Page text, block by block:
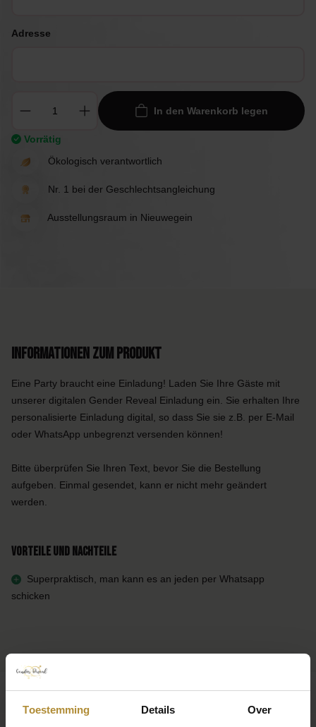
Toestemming Details Over
Adresse
In den Warenkorb legen
Vorrätig
Ökologisch verantwortlich
Nr. 1 bei der Geschlechtsangleichung
Ausstellungsraum in Nieuwegein
Informationen zum Produkt
Eine Party braucht eine Einladung! Laden Sie Ihre Gäste mit
unserer digitalen Gender Reveal Einladung ein. Sie erhalten Ihre
personalisierte Einladung digital, so dass Sie sie z.B. per E-Mail
oder WhatsApp unbegrenzt versenden können!
Bitte überprüfen Sie Ihren Text, bevor Sie die Bestellung
aufgeben. Einmal gesendet, kann er nicht mehr geändert
werden.
Vorteile und Nachteile
Superpraktisch, man kann es an jeden per Whatsapp
schicken